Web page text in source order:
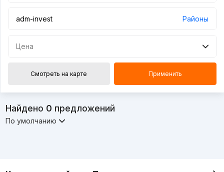
Районы
Цена
Смотреть на карте Применить
Найдено 0 предложений
По умолчанию